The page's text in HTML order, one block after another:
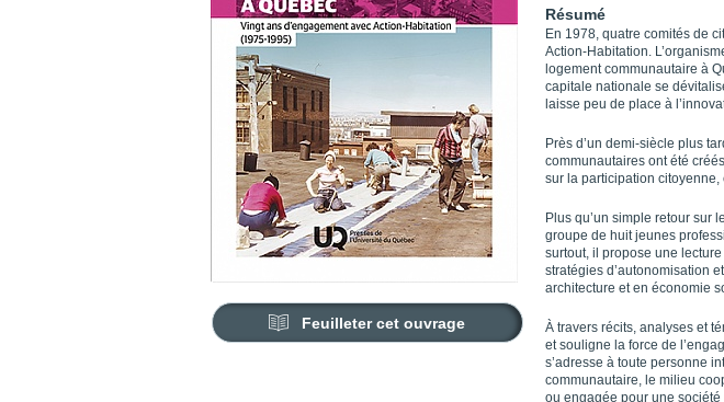
Feuilleter cet ouvrage
Résumé
En 1978, quatre comités de
Action-Habitation.
logement communautaire à
capitale nationale se
laisse peu de place à
Près d’un demi-siècle plus
communautaires ont été
sur la participation citoyenne,
Plus qu’un simple retour sur
groupe de huit jeunes
surtout, il propose une
stratégies d’autonomisation
architecture et en économie
À travers récits, analyses et
et souligne la force de
s’adresse à toute personne
communautaire, le milieu
ou engagée pour une